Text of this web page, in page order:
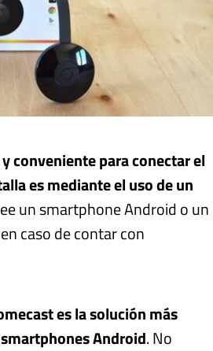
conveniente para conectar el
es mediante el uso de un
un smartphone Android o un
caso de contar con
es la solución más
Android. No